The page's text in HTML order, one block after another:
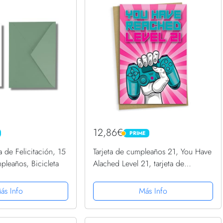
de Felicitación, 15
Bicicleta
Info
12,86€ PRIME
PRIME
Tarjeta de cumpleaños 21, You Have
Alached Level 21, tarjeta de
veintiún años, regalo de
cumpleaños para hijo o hija
adultos,...
Más Info